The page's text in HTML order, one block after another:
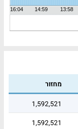
מחזור
1,592,521
1,592,521